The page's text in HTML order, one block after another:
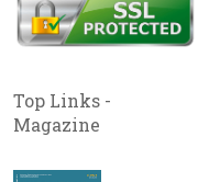
Top Links -
Magazine